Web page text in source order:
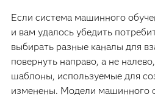
Если система машинного
и вам удалось убедить
выбирать разные каналы для
повернуть направо, а не
шаблоны, используемые для
изменены. Модели машинного